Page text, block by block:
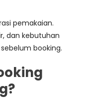
pemakaian.
dan kebutuhan
booking.